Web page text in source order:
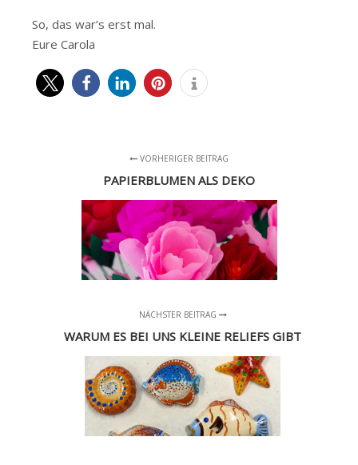
So, das war’s erst mal.
Eure Carola
VORHERIGER BEITRAG
PAPIERBLUMEN ALS DEKO
NÄCHSTER BEITRAG
WARUM ES BEI UNS KLEINE RELIEFS GIBT